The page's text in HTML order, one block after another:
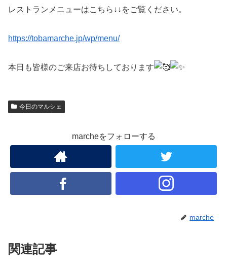
レストランメニューはこちら↓↓をご覧ください。
https://tobamarche.jp/wp/menu/
本日も皆様のご来店お待ちしております
今日のマルシェ
marcheをフォローする
marche
関連記事